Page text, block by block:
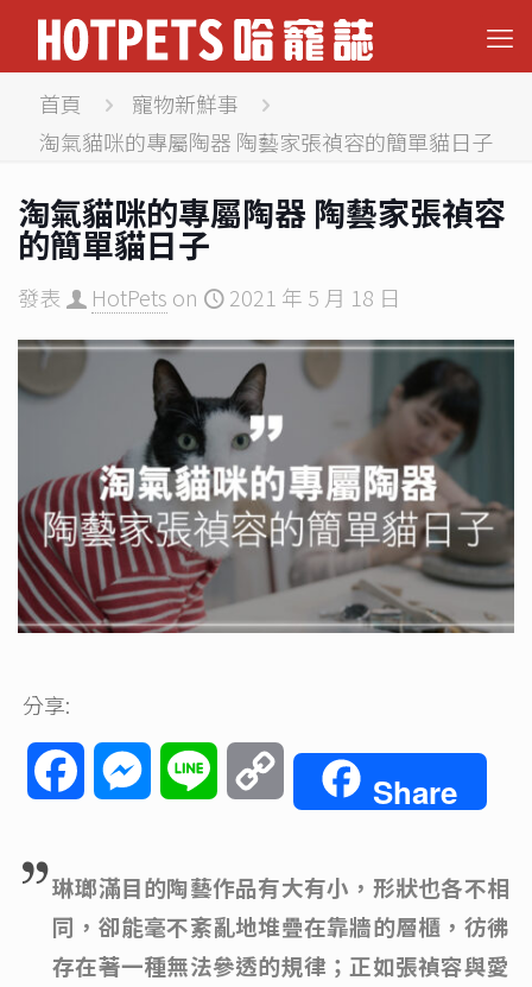
首頁
寵物新鮮事
淘氣貓咪的專屬陶器 陶藝家張禎容的簡單貓日子
淘氣貓咪的專屬陶器 陶藝家張禎容
的簡單貓日子
發表 HotPets on 2021 年 5 月 18 日
分享:
FacebookMessenger
Line
Copy
Share
琳瑯滿目的陶藝作品有大有小，形狀也各不相
同，卻能毫不紊亂地堆疊在靠牆的層櫃，彷彿
存在著一種無法參透的規律；正如張禎容與愛